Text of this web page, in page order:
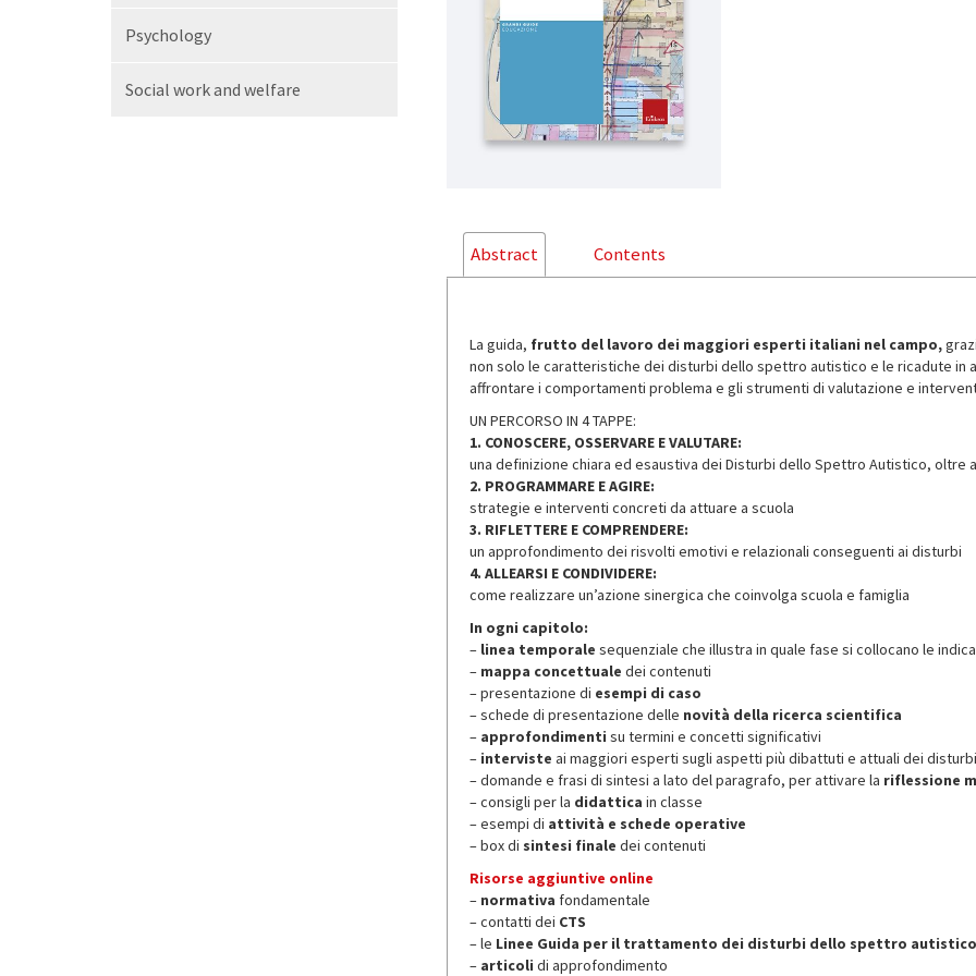
Psychology
Social work and welfare
Abstract Contents
La guida, frutto del lavoro dei maggiori esperti italiani nel campo,
non solo le caratteristiche dei disturbi dello spettro autistico e le ricadute in
affrontare i comportamenti problema e gli strumenti di valutazione e
UN PERCORSO IN 4 TAPPE:
1. CONOSCERE, OSSERVARE E VALUTARE:
una definizione chiara ed esaustiva dei Disturbi dello Spettro Autistico, oltre
2. PROGRAMMARE E AGIRE:
strategie e interventi concreti da attuare a scuola
3. RIFLETTERE E COMPRENDERE:
un approfondimento dei risvolti emotivi e relazionali conseguenti ai disturbi
4. ALLEARSI E CONDIVIDERE:
come realizzare un’azione sinergica che coinvolga scuola e famiglia
In ogni capitolo:
– linea temporale sequenziale che illustra in quale fase si collocano le
– mappa concettuale dei contenuti
– presentazione di esempi di caso
– schede di presentazione delle novità della ricerca scientifica
– approfondimenti su termini e concetti significativi
– interviste ai maggiori esperti sugli aspetti più dibattuti e attuali dei
– domande e frasi di sintesi a lato del paragrafo, per attivare la riflessione
– consigli per la didattica in classe
– esempi di attività e schede operative
– box di sintesi finale dei contenuti
Risorse aggiuntive online
– normativa fondamentale
– contatti dei CTS
– le Linee Guida per il trattamento dei disturbi dello spettro autistico
– articoli di approfondimento